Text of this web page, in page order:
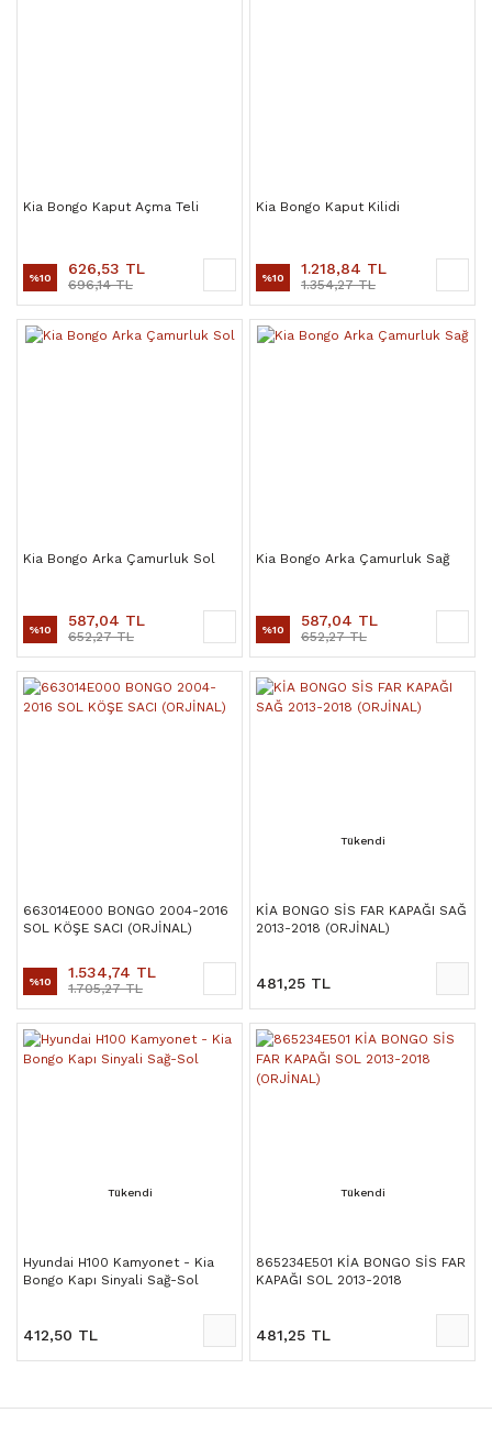
Kia Bongo Kaput Açma Teli
%10 626,53 TL
696,14 TL
Kia Bongo Kaput Kilidi
%10 1.218,84 TL
1.354,27 TL
Kia Bongo Arka Çamurluk Sol
%10 587,04 TL
652,27 TL
Kia Bongo Arka Çamurluk Sağ
%10 587,04 TL
652,27 TL
663014E000 BONGO 2004-2016
SOL KÖŞE SACI (ORJİNAL)
%10 1.534,74 TL
1.705,27 TL
Tükendi
KİA BONGO SİS FAR KAPAĞI SAĞ
2013-2018 (ORJİNAL)
481,25 TL
Tükendi
Hyundai H100 Kamyonet - Kia
Bongo Kapı Sinyali Sağ-Sol
412,50 TL
Tükendi
865234E501 KİA BONGO SİS FAR
KAPAĞI SOL 2013-2018
481,25 TL